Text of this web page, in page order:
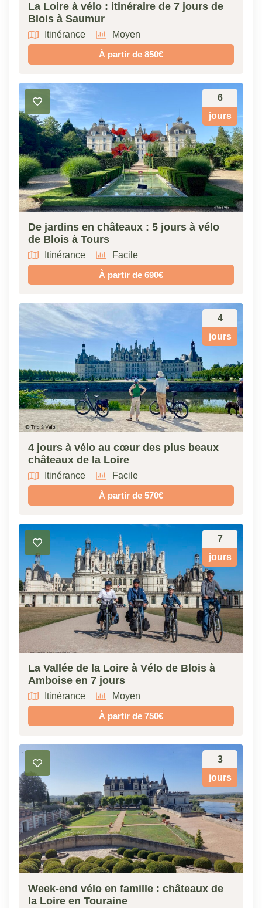
La Loire à vélo : itinéraire de 7 jours de
Blois à Saumur
Itinérance
Moyen
À partir de 850€
6
jours
De jardins en châteaux : 5 jours à vélo
de Blois à Tours
Itinérance
Facile
À partir de 690€
4
jours
4 jours à vélo au cœur des plus beaux
châteaux de la Loire
Itinérance
Facile
À partir de 570€
7
jours
La Vallée de la Loire à Vélo de Blois à
Amboise en 7 jours
Itinérance
Moyen
À partir de 750€
3
jours
Week-end vélo en famille : châteaux de
la Loire en Touraine